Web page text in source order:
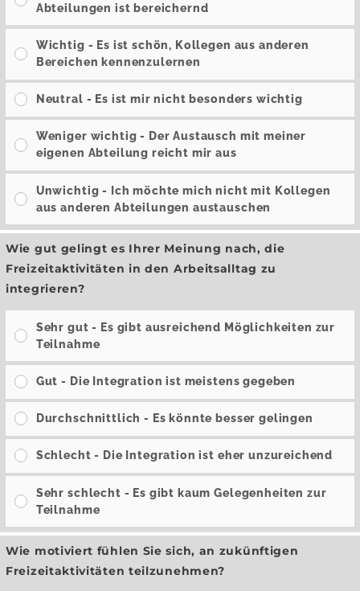
Abteilungen ist bereichernd
Wichtig - Es ist schön, Kollegen aus anderen
Bereichen kennenzulernen
Neutral - Es ist mir nicht besonders wichtig
Weniger wichtig - Der Austausch mit meiner
eigenen Abteilung reicht mir aus
Unwichtig - Ich möchte mich nicht mit Kollegen
aus anderen Abteilungen austauschen
Wie gut gelingt es Ihrer Meinung nach, die
Freizeitaktivitäten in den Arbeitsalltag zu
integrieren?
Sehr gut - Es gibt ausreichend Möglichkeiten zur
Teilnahme
Gut - Die Integration ist meistens gegeben
Durchschnittlich - Es könnte besser gelingen
Schlecht - Die Integration ist eher unzureichend
Sehr schlecht - Es gibt kaum Gelegenheiten zur
Teilnahme
Wie motiviert fühlen Sie sich, an zukünftigen
Freizeitaktivitäten teilzunehmen?